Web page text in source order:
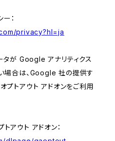
：
privacy?hl=ja
タが Google アナリティクス
場合は、Google 社の提供す
プトアウト アドオンをご利用
アウト アドオン：